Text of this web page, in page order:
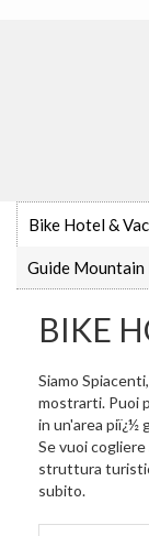
Bike Hotel &
Guide Mountain
BIKE
Siamo
mostrarti. Puoi
in un'area piï¿½
Se vuoi
struttura
subito.